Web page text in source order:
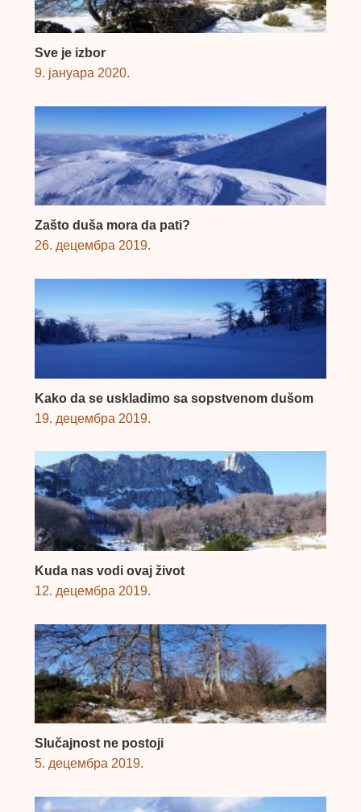
Sve je izbor
9. јануара 2020.
Zašto duša mora da pati?
26. децембра 2019.
Kako da se uskladimo sa sopstvenom dušom
19. децембра 2019.
Kuda nas vodi ovaj život
12. децембра 2019.
Slučajnost ne postoji
5. децембра 2019.